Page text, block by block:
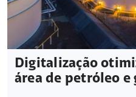
Digitalização
área de petróleo e